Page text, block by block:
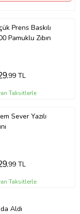
Prens Baskılı
Pamuklu Zıbın
,99 TL
Taksitlerle
Sever Yazılı
,99 TL
Taksitlerle
Aldı